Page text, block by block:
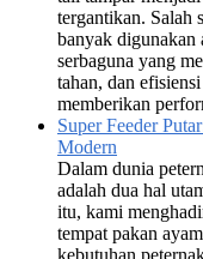
tergantikan. Salah
banyak digunakan
serbaguna yang
tahan, dan
memberikan
Super Feeder
Modern
Dalam dunia
adalah dua hal
itu, kami
tempat pakan
kebutuhan